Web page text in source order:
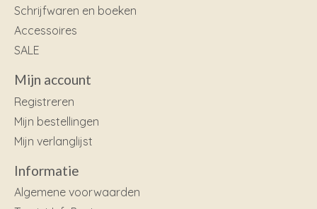
Schrijfwaren en boeken
Accessoires
SALE
Mijn account
Registreren
Mijn bestellingen
Mijn verlanglijst
Informatie
Algemene voorwaarden